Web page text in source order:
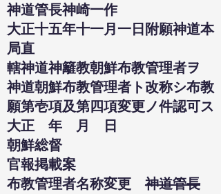
神道管長神崎一作
大正十五年十一月一日附願神道本
局直
轄神道神籬教朝鮮布教管理者ヲ
神道朝鮮布教管理者ト改称シ布教
願第壱項及第四項変更ノ件認可ス
大正 年 月 日
朝鮮総督
官報掲載案
布教管理者名称変更神道管長